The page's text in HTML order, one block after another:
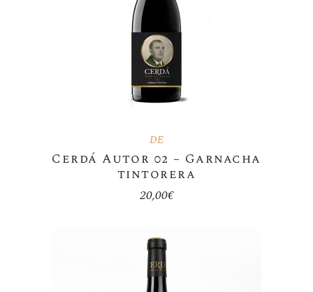
DE
Cerdá Autor 02 – Garnacha
tintorera
20,00€